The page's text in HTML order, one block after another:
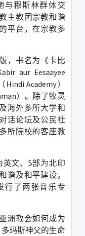
与穆斯林群体交
主教团宗教和谐
平台，在宗教多
，书名为《卡比
aur Eesaayee
Hindi Academy）
）。除了牧灵
海外多所大学和
话论坛及公民社
所院校的客座教
文、 5部为北印
谐及和平建设。
行了两张音乐专
洲教会如何成为
玛斯神父的生命